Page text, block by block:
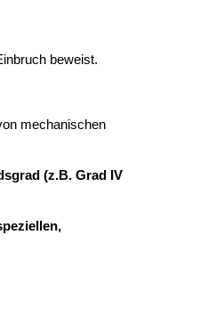
beweist.
mechanischen
(z.B. Grad IV